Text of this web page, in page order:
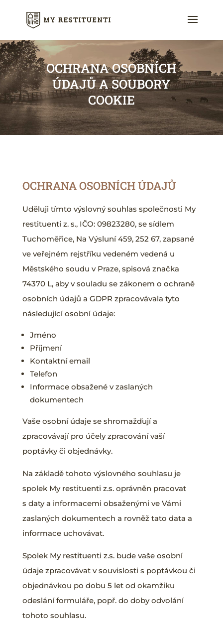
OCHRANA OSOBNÍCH
ÚDAJŮ A SOUBORY
COOKIE
OCHRANA OSOBNÍCH ÚDAJŮ
Uděluji tímto výslovný souhlas společnosti My
restituenti z. s., IČO: 09823280, se sídlem
Tuchoměřice, Na Výsluní 459, 252 67, zapsané
ve veřejném rejstříku vedeném vedená u
Městského soudu v Praze, spisová značka
74370 L, aby v souladu se zákonem o ochraně
osobních údajů a GDPR zpracovávala tyto
následující osobní údaje:
Jméno
Příjmení
Kontaktní email
Telefon
Informace obsažené v zaslaných
dokumentech
Vaše osobní údaje se shromažďují a
zpracovávají pro účely zpracování vaší
poptávky či objednávky.
Na základě tohoto výslovného souhlasu je
spolek My restituenti z.s. oprávněn pracovat
s daty a informacemi obsaženými ve Vámi
zaslaných dokumentech a rovněž tato data a
informace uchovávat.
Spolek My restituenti z.s. bude vaše osobní
údaje zpracovávat v souvislosti s poptávkou či
objednávkou po dobu 5 let od okamžiku
odeslání formuláře, popř. do doby odvolání
tohoto souhlasu.